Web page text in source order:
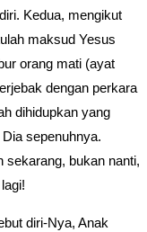
Kedua, mengikut
maksud Yesus
orang mati (ayat
dengan perkara
dihidupkan yang
sepenuhnya.
sekarang, bukan nanti,
diri-Nya, Anak